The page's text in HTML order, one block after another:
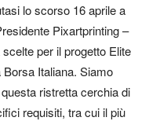
lo scorso 16 aprile a
Pixartprinting –
per il progetto Elite
Italiana. Siamo
ristretta cerchia di
requisiti, tra cui il più